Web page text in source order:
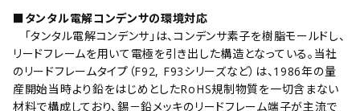
■タンタル電解コンデンサの環境対応
｢タンタル電解コンデンサ｣は、コンデンサ素子を樹脂モールドし、
リードフレームを用いて電極を引き出した構造となっている。当社
のリードフレームタイプ（F92, F93シリーズなど）は、1986年の量
産開始当時より鉛をはじめとしたRoHS規制物質を一切含まない
材料で構成しており、錫－鉛メッキのリードフレーム端子が主流で